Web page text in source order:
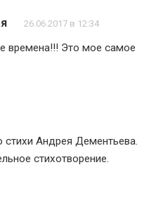
26.06.2017 в 12:34
времена!!! Это мое самое
Андрея Дементьева.
стихотворение.